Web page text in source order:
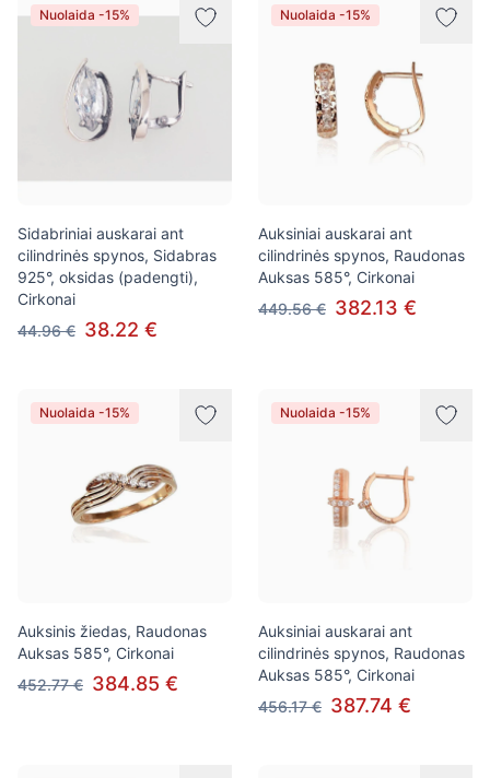
Nuolaida -15%
Sidabriniai auskarai ant
cilindrinės spynos, Sidabras
925°, oksidas (padengti),
Cirkonai
44.96 € 38.22 €
Nuolaida -15%
Auksiniai auskarai ant
cilindrinės spynos, Raudonas
Auksas 585°, Cirkonai
449.56 € 382.13 €
Nuolaida -15%
Auksinis žiedas, Raudonas
Auksas 585°, Cirkonai
452.77 € 384.85 €
Nuolaida -15%
Auksiniai auskarai ant
cilindrinės spynos, Raudonas
Auksas 585°, Cirkonai
456.17 € 387.74 €